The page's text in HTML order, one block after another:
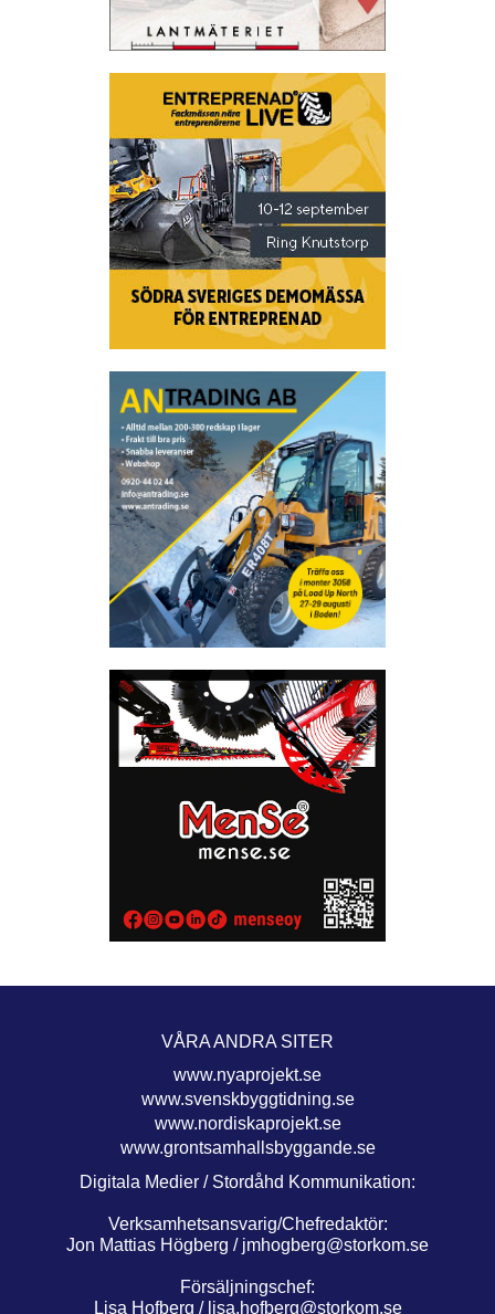
VÅRA ANDRA SITER
www.nyaprojekt.se
www.svenskbyggtidning.se
www.nordiskaprojekt.se
www.grontsamhallsbyggande.se
Digitala Medier / Stordåhd Kommunikation:
Verksamhetsansvarig/Chefredaktör:
Jon Mattias Högberg / jmhogberg@storkom.se
Försäljningschef:
Lisa Hofberg / lisa.hofberg@storkom.se